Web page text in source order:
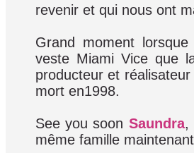
revenir et qui nous ont
Grand moment lorsque
veste Miami Vice que
producteur et
mort en1998.
See you soon Saundra,
même famille